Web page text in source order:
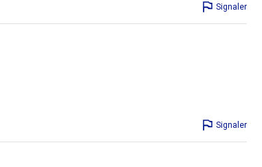
Signaler
Signaler